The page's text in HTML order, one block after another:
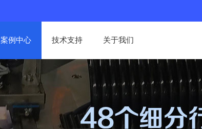
案例中心 技术支持 关于我们